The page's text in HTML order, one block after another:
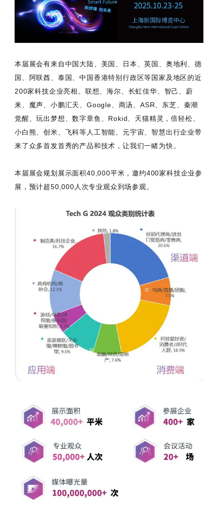
本届展会有来自中国大陆、美国、日本、英国、奥地利、德
国、阿联酋、泰国、中国香港特别行政区等国家及地区的近
200家科技企业亮相。联想、海尔、长虹佳华、智己、蔚
来、魔声、小鹏汇天、Google、商汤、ASR、东芝、秦潮
觉醒、玩出梦想、数字章鱼、Rokid、天猫精灵，倍轻松、
小白熊、创米、飞科等人工智能、元宇宙、智慧出行企业带
来了众多首发首秀的产品和技术，让我们一睹为快。
本届展会规划展示面积40,000平米，邀约400家科技企业参
展，预计超50,000人次专业观众到场参观。